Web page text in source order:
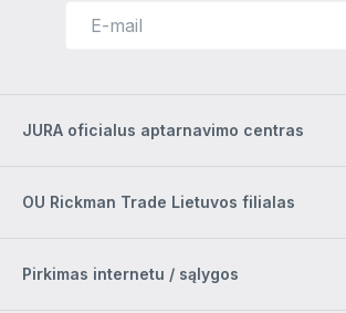
JURA oficialus aptarnavimo centras
OU Rickman Trade Lietuvos filialas
Pirkimas internetu / sąlygos